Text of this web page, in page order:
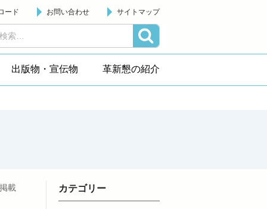
ード お問い合わせ サイトマップ
出版物・宣伝物 革新懇の紹介
載 カテゴリー